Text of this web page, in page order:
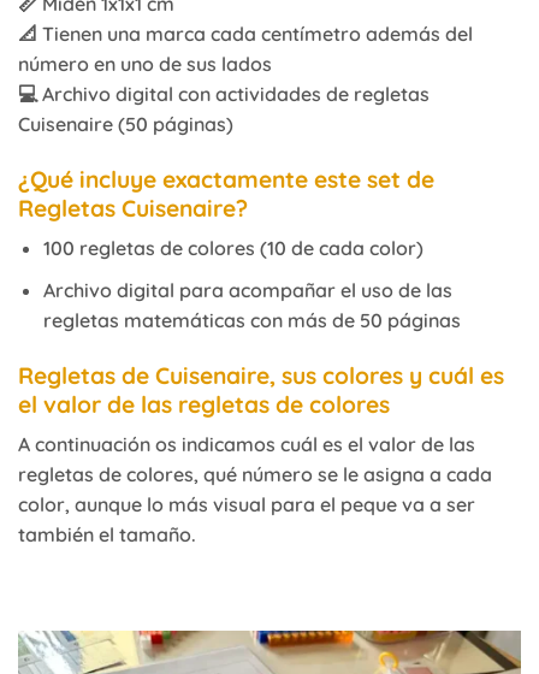
📐 Tienen una marca cada centímetro además del
número en uno de sus lados
💻 Archivo digital con actividades de regletas
Cuisenaire (50 páginas)
¿Qué incluye exactamente este set de
Regletas Cuisenaire?
100 regletas de colores (10 de cada color)
Archivo digital para acompañar el uso de las
regletas matemáticas con más de 50 páginas
Regletas de Cuisenaire, sus colores y cuál es
el valor de las regletas de colores
A continuación os indicamos cuál es el valor de las
regletas de colores, qué número se le asigna a cada
color, aunque lo más visual para el peque va a ser
también el tamaño.